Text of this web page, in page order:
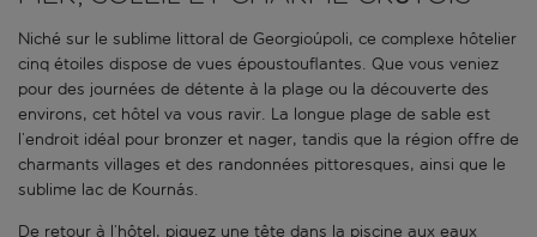
Niché sur le sublime littoral de Georgioúpoli, ce complexe hôtelier
cinq étoiles dispose de vues époustouflantes. Que vous veniez
pour des journées de détente à la plage ou la découverte des
environs, cet hôtel va vous ravir. La longue plage de sable est
l’endroit idéal pour bronzer et nager, tandis que la région offre de
charmants villages et des randonnées pittoresques, ainsi que le
sublime lac de Kournás.
De retour à l’hôtel, piquez une tête dans la piscine aux eaux